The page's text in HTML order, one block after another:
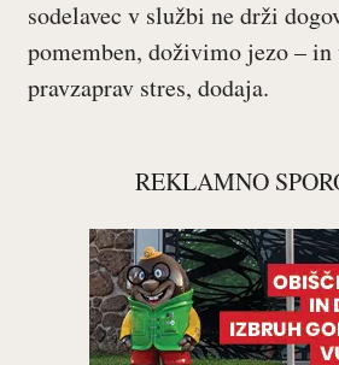
sodelavec v službi ne drži
pomemben, doživimo jezo – in
pravzaprav stres, dodaja.
REKLAMNO